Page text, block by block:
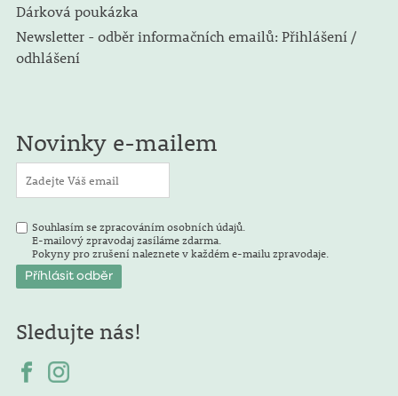
Dárková poukázka
Newsletter - odběr informačních emailů: Přihlášení /
odhlášení
Novinky e-mailem
Souhlasím se zpracováním osobních údajů.
E-mailový zpravodaj zasíláme zdarma.
Pokyny pro zrušení naleznete v každém e-mailu zpravodaje.
Sledujte nás!